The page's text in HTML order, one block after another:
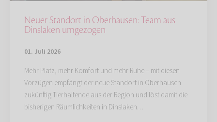
Neuer Standort in Oberhausen: Team aus
Dinslaken umgezogen
01. Juli 2026
Mehr Platz, mehr Komfort und mehr Ruhe – mit diesen
Vorzügen empfängt der neue Standort in Oberhausen
zukünftig Tierhaltende aus der Region und löst damit die
bisherigen Räumlichkeiten in Dinslaken…